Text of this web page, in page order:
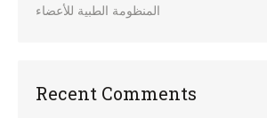
المنظومة الطبية للأعضاء
Recent Comments